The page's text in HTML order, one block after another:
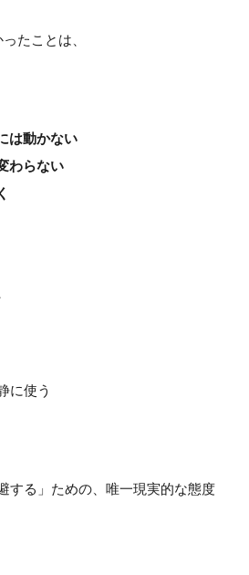
たことは、
は動かない
わらない
に使う
する」ための、唯一現実的な態度